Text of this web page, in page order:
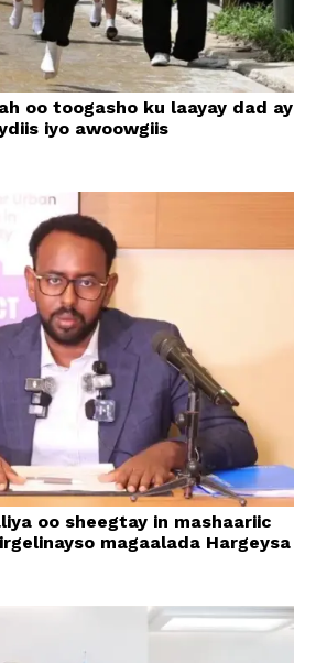
oo toogasho ku laayay dad ay
iyo awoowgiis
oo sheegtay in mashaariic
magaalada Hargeysa